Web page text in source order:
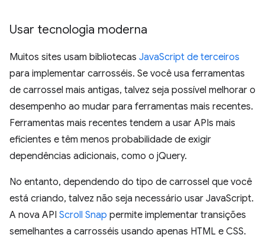
Usar tecnologia moderna
Muitos sites usam bibliotecas JavaScript de terceiros
para implementar carrosséis. Se você usa ferramentas
de carrossel mais antigas, talvez seja possível melhorar o
desempenho ao mudar para ferramentas mais recentes.
Ferramentas mais recentes tendem a usar APIs mais
eficientes e têm menos probabilidade de exigir
dependências adicionais, como o jQuery.
No entanto, dependendo do tipo de carrossel que você
está criando, talvez não seja necessário usar JavaScript.
A nova API Scroll Snap permite implementar transições
semelhantes a carrosséis usando apenas HTML e CSS.